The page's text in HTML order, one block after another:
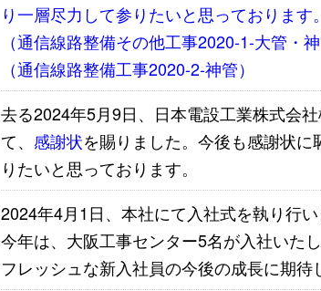
り一層尽力して参りたいと思っております。
（通信線路整備その他工事2020-1-大管・神
（通信線路整備工事2020-2-神管）
去る2024年5月9日、日本電設工業株式会
て、 感謝状を賜りました。今後も感謝状
りたいと思っております。
2024年4月1日、本社にて入社式を執り行い
今年は、大阪工事センター5名が入社いたし
フレッシュな新入社員の今後の成長に期待